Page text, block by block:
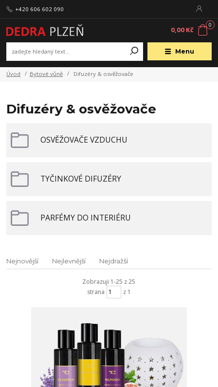
Menu
+420 606 602 090
0
0,00 Kč
Úvod Bytové vůně Difuzéry & osvěžovače
Difuzéry & osvěžovače
OSVĚŽOVAČE VZDUCHU
TYČINKOVÉ DIFUZÉRY
PARFÉMY DO INTERIÉRU
Nejnovější Nejlevnější Nejdražší
Zobrazuji 1-25 z 25
strana
z 1